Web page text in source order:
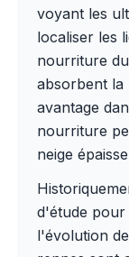
voyant les
localiser les
nourriture
absorbent la
avantage
nourriture
neige
d'étude pour
l'évolution